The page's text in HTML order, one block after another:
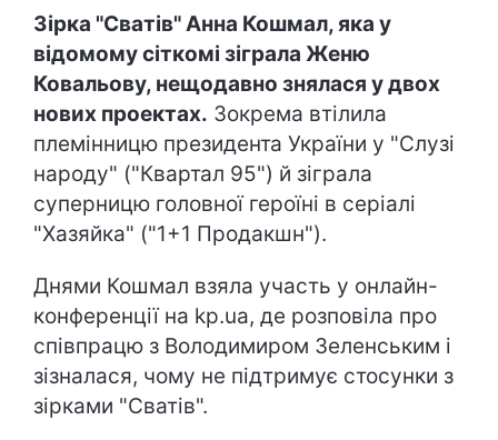
Зірка "Сватів" Анна Кошмал, яка у
відомому сіткомі зіграла Женю
Ковальову, нещодавно знялася у двох
нових проектах. Зокрема втілила
племінницю президента України у "Слузі
народу" ("Квартал 95") й зіграла
суперницю головної героїні в серіалі
"Хазяйка" ("1+1 Продакшн").
Днями Кошмал взяла участь у онлайн-
конференції на kp.ua, де розповіла про
співпрацю з Володимиром Зеленським і
зізналася, чому не підтримує стосунки з
зірками "Сватів".